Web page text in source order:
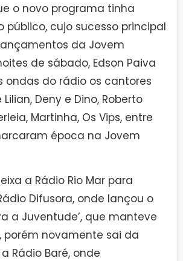
o novo programa tinha
público, cujo sucesso principal
da Jovem
de sábado, Edson Paiva
ondas do rádio os cantores
Deny e Dino, Roberto
Martinha, Os Vips, entre
época na Jovem
a Rádio Rio Mar para
Difusora, onde lançou o
a Juventude’, que manteve
porém novamente sai da
Rádio Baré, onde